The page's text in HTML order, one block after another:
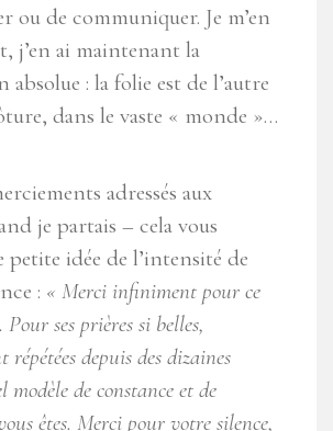
ou de communiquer. Je m’en
j’en ai maintenant la
: la folie est de l’autre
dans le vaste « monde »…
adressés aux
je partais – cela vous
idée de l’intensité de
: « Merci infiniment pour ce
ses prières si belles,
répétées depuis des dizaines
modèle de constance et de
êtes. Merci pour votre silence,